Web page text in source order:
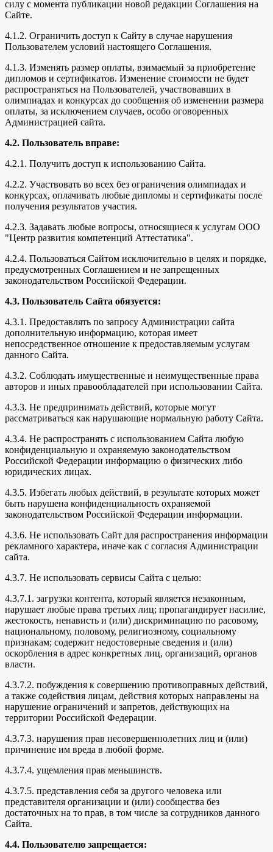
силу с момента публикации новой редакции Соглашения на
Сайте.
4.1.2. Ограничить доступ к Сайту в случае нарушения
Пользователем условий настоящего Соглашения.
4.1.3. Изменять размер оплаты, взимаемый за приобретение
дипломов и сертификатов. Изменение стоимости не будет
распространяться на Пользователей, участвовавших в
олимпиадах и конкурсах до сообщения об изменении размера
оплаты, за исключением случаев, особо оговоренных
Администрацией сайта.
4.2. Пользователь вправе:
4.2.1. Получить доступ к использованию Сайта.
4.2.2. Участвовать во всех без ограничения олимпиадах и
конкурсах, оплачивать любые дипломы и сертификаты после
получения результатов участия.
4.2.3. Задавать любые вопросы, относящиеся к услугам ООО
"Центр развития компетенций Аттестатика".
4.2.4. Пользоваться Сайтом исключительно в целях и порядке,
предусмотренных Соглашением и не запрещенных
законодательством Российской Федерации.
4.3. Пользователь Сайта обязуется:
4.3.1. Предоставлять по запросу Администрации сайта
дополнительную информацию, которая имеет
непосредственное отношение к предоставляемым услугам
данного Сайта.
4.3.2. Соблюдать имущественные и неимущественные права
авторов и иных правообладателей при использовании Сайта.
4.3.3. Не предпринимать действий, которые могут
рассматриваться как нарушающие нормальную работу Сайта.
4.3.4. Не распространять с использованием Сайта любую
конфиденциальную и охраняемую законодательством
Российской Федерации информацию о физических либо
юридических лицах.
4.3.5. Избегать любых действий, в результате которых может
быть нарушена конфиденциальность охраняемой
законодательством Российской Федерации информации.
4.3.6. Не использовать Сайт для распространения информации
рекламного характера, иначе как с согласия Администрации
сайта.
4.3.7. Не использовать сервисы Сайта с целью:
4.3.7.1. загрузки контента, который является незаконным,
нарушает любые права третьих лиц; пропагандирует насилие,
жестокость, ненависть и (или) дискриминацию по расовому,
национальному, половому, религиозному, социальному
признакам; содержит недостоверные сведения и (или)
оскорбления в адрес конкретных лиц, организаций, органов
власти.
4.3.7.2. побуждения к совершению противоправных действий,
а также содействия лицам, действия которых направлены на
нарушение ограничений и запретов, действующих на
территории Российской Федерации.
4.3.7.3. нарушения прав несовершеннолетних лиц и (или)
причинение им вреда в любой форме.
4.3.7.4. ущемления прав меньшинств.
4.3.7.5. представления себя за другого человека или
представителя организации и (или) сообщества без
достаточных на то прав, в том числе за сотрудников данного
Сайта.
4.4. Пользователю запрещается: